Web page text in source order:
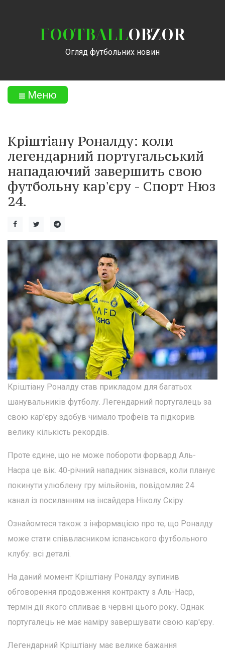
FOOTBALLOBZOR
Огляд футбольних новин
Меню
Кріштіану Роналду: коли
легендарний португальський
нападаючий завершить свою
футбольну кар'єру - Спорт Нюз
24.
Кріштіану Роналду став прикладом для багатьох
шанувальників футболу. Легендарний португалець за
свою кар'єру здобув чимало трофеїв та підкорив
велику кількість рекордів.
Проте єдине, що не може побороти форвард Аль-
Насра це вік. 40-річний нападник зізнався, коли планує
покинути улюблену гру мільйонів, повідомляє 24
канал із посиланням на інсайдера Ніколу Скіру.
Ознайомтеся також з інформацією про те, що Роналду
може стати співвласником іспанського футбольного
клубу: всі деталі.
На даний момент Кріштіану Роналду зупинив
обговорення продовження контракту з Аль-Наср,
термін дії якого спливає в червні цього року. Однак
португалець не має наміру завершувати свою кар'єру.
Легендарний Кріштіану має велике бажання